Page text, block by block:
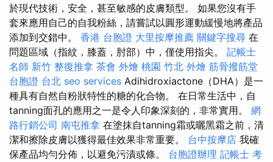
於現代技術，安全，甚至敏感的皮膚類型。 如果您沒有手
套來應用自己的自我粉絲，請嘗試以圓形運動緩慢地將產品
添加到交錯中。 香港 台胞證 大里按摩推薦 關鍵字搜尋 在
問題區域（指紋，膝蓋，肘部）中，僅使用指尖。 記帳士
名師 新竹 整復推拿 茶會 外燴 桃園 竹北 外燴 筋骨撥筋堂
台胞證 台北 seo services Adihidroxiactone（DHA）是一
種具有自然自粉狀特性的糖的化合物。 在日常生活中，自
tanning面孔的應用之一是令人印象深刻的，非常實用。 網
路行銷公司 南屯推拿 在塗抹自tanning霜或曬黑霜之前，清
潔和擦除皮膚以獲得最佳效果非常重要。 台中按摩店 我確
保產品均勻分佈，以避免污漬或條。 台胞證辦理 記帳士 考